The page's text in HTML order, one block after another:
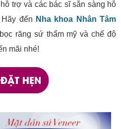
trợ và các bác sĩ sẵn sàng hỗ
đến Nha khoa Nhân Tâm
răng sứ thẩm mỹ và chế độ
mãi nhé!